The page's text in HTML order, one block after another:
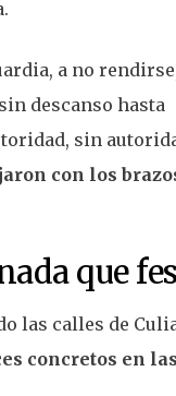
a no
descanso hasta
sin
con los
que
las calles de
concretos en las